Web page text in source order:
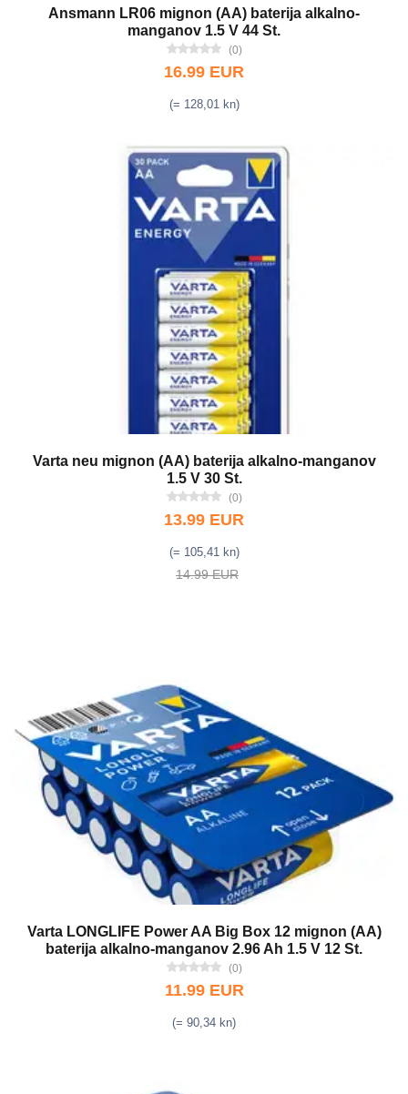
Ansmann LR06 mignon (AA) baterija alkalno-
manganov 1.5 V 44 St.
(0)
16.99 EUR
(= 128,01 kn)
Varta neu mignon (AA) baterija alkalno-manganov
1.5 V 30 St.
(0)
13.99 EUR
(= 105,41 kn)
14.99 EUR
Varta LONGLIFE Power AA Big Box 12 mignon (AA)
baterija alkalno-manganov 2.96 Ah 1.5 V 12 St.
(0)
11.99 EUR
(= 90,34 kn)